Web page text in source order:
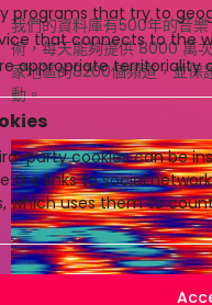
programs that try to
that connects to the
appropriate territoriality
party cookies can be
the links to social
which uses them to
我們的資料庫有500年的音
術，每天能夠提供 8000 萬
家地區的8200個頻道，並保
動。